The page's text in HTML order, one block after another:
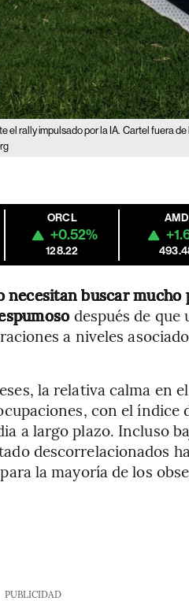
el rally impulsado por la IA. Cartel fuera de
ORCL
+0.52%
128.22
AMD
necesitan buscar
después de que
a niveles
la relativa calma en
con el índice
a largo plazo. Incluso
descorrelacionados
la mayoría de los
PUBLICIDAD